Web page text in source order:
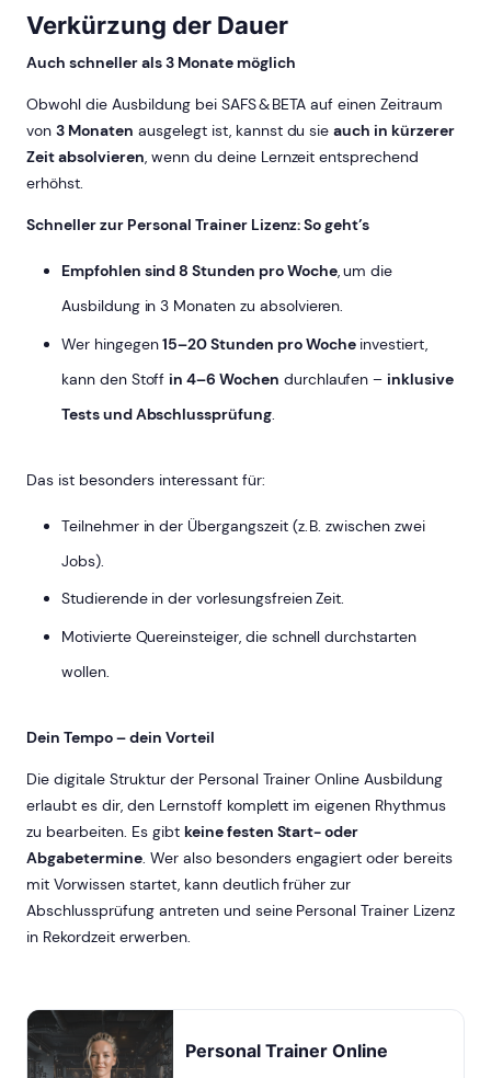
Verkürzung der Dauer
Auch schneller als 3 Monate möglich
Obwohl die Ausbildung bei SAFS & BETA auf einen Zeitraum
von 3 Monaten ausgelegt ist, kannst du sieauch in kürzerer
Zeit absolvieren, wenn du deine Lernzeit entsprechend
erhöhst.
Schneller zur Personal Trainer Lizenz: So geht’s
Empfohlen sind 8 Stunden pro Woche, um die
Ausbildung in 3 Monaten zu absolvieren.
Wer hingegen15–20 Stunden pro Wocheinvestiert,
kann den Stoffin 4–6 Wochen durchlaufen –inklusive
Tests und Abschlussprüfung.
Das ist besonders interessant für:
Teilnehmer in der Übergangszeit (z. B. zwischen zwei
Jobs).
Studierende in der vorlesungsfreien Zeit.
Motivierte Quereinsteiger, die schnell durchstarten
wollen.
Dein Tempo – dein Vorteil
Die digitale Struktur der Personal Trainer Online Ausbildung
erlaubt es dir, den Lernstoff komplett im eigenen Rhythmus
zu bearbeiten. Es gibt keine festen Start- oder
Abgabetermine. Wer also besonders engagiert oder bereits
mit Vorwissen startet, kann deutlich früher zur
Abschlussprüfung antreten und seine Personal Trainer Lizenz
in Rekordzeit erwerben.
Personal Trainer Online